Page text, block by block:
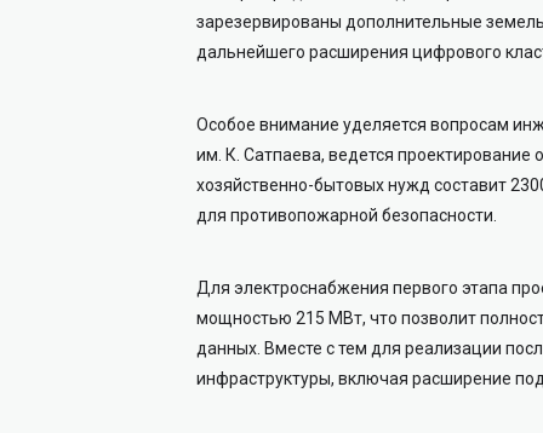
зарезервированы дополнительные
дальнейшего расширения цифрового
Особое внимание уделяется вопросам
им. К. Сатпаева, ведется
хозяйственно-бытовых нужд составит
для противопожарной безопасности.
Для электроснабжения первого этапа
мощностью 215 МВт, что позволит
данных. Вместе с тем для реализации
инфраструктуры, включая расширение